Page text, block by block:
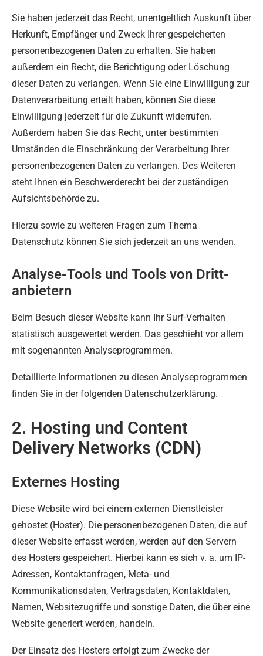
Sie haben jederzeit das Recht, unentgeltlich Auskunft über
Herkunft, Empfänger und Zweck Ihrer gespeicherten
personenbezogenen Daten zu erhalten. Sie haben
außerdem ein Recht, die Berichtigung oder Löschung
dieser Daten zu verlangen. Wenn Sie eine Einwilligung zur
Datenverarbeitung erteilt haben, können Sie diese
Einwilligung jederzeit für die Zukunft widerrufen.
Außerdem haben Sie das Recht, unter bestimmten
Umständen die Einschränkung der Verarbeitung Ihrer
personenbezogenen Daten zu verlangen. Des Weiteren
steht Ihnen ein Beschwerderecht bei der zuständigen
Aufsichtsbehörde zu.
Hierzu sowie zu weiteren Fragen zum Thema
Datenschutz können Sie sich jederzeit an uns wenden.
Analyse-Tools und Tools von Dritt­
anbietern
Beim Besuch dieser Website kann Ihr Surf-Verhalten
statistisch ausgewertet werden. Das geschieht vor allem
mit sogenannten Analyseprogrammen.
Detaillierte Informationen zu diesen Analyseprogrammen
finden Sie in der folgenden Datenschutzerklärung.
2. Hosting und Content
Delivery Networks (CDN)
Externes Hosting
Diese Website wird bei einem externen Dienstleister
gehostet (Hoster). Die personenbezogenen Daten, die auf
dieser Website erfasst werden, werden auf den Servern
des Hosters gespeichert. Hierbei kann es sich v. a. um IP-
Adressen, Kontaktanfragen, Meta- und
Kommunikationsdaten, Vertragsdaten, Kontaktdaten,
Namen, Websitezugriffe und sonstige Daten, die über eine
Website generiert werden, handeln.
Der Einsatz des Hosters erfolgt zum Zwecke der